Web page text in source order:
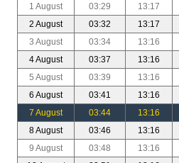
1 August
03:29 13:17
2 August
03:32 13:17
3 August
03:34 13:16
4 August
03:37 13:16
5 August
03:39 13:16
6 August
03:41 13:16
7 August
03:44 13:16
8 August
03:46 13:16
9 August
03:48 13:16